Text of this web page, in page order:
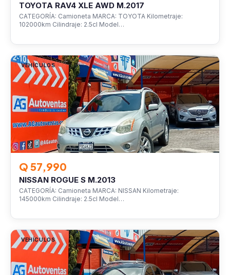
TOYOTA RAV4 XLE AWD M.2017
CATEGORÍA: Camioneta MARCA: TOYOTA Kilometraje:
102000km Cilindraje: 2.5cl Model…
VEHÍCULOS
Q 57,990
NISSAN ROGUE S M.2013
CATEGORÍA: Camioneta MARCA: NISSAN Kilometraje:
145000km Cilindraje: 2.5cl Model…
VEHÍCULOS